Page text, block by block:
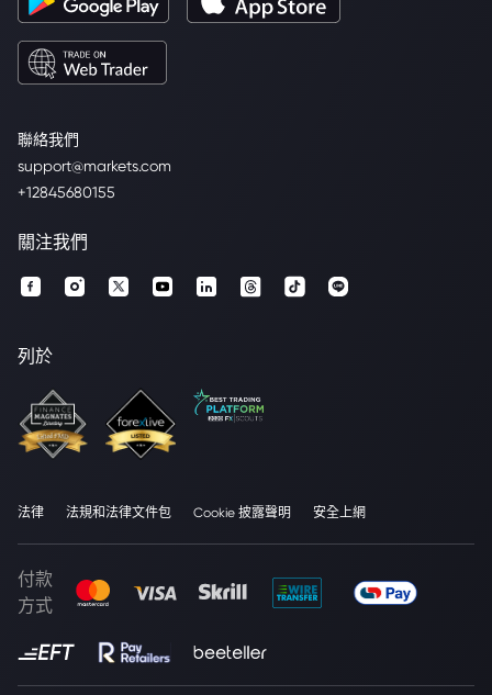
聯絡我們
support@markets.com
+12845680155
關注我們
列於
法律 法規和法律文件包 Cookie 披露聲明 安全上網
付款
方式